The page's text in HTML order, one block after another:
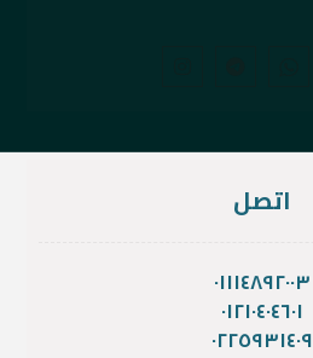
اتصل
٠١١١٤٨٩٢٠٠٣
٠١٢١٠٤٠٤٦٠١
٠٢٢٥٩٣١٤٠٩